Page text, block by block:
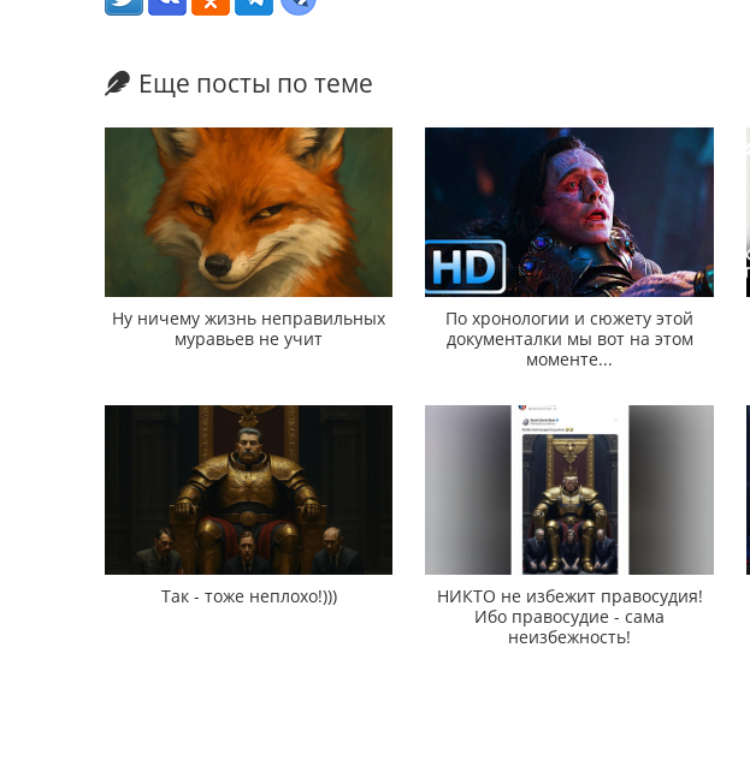
Еще посты по теме
Ну ничему жизнь неправильных
муравьев не учит
По хронологии и сюжету этой
документалки мы вот на этом
моменте...
Так - тоже неплохо!)))
НИКТО не избежит правосудия!
Ибо правосудие - сама
неизбежность!